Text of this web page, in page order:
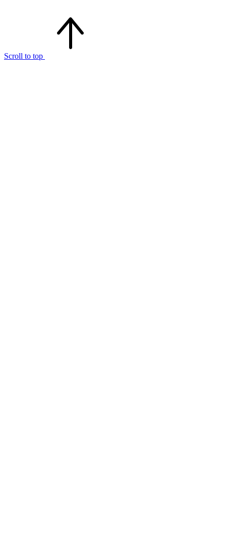
Scroll to top